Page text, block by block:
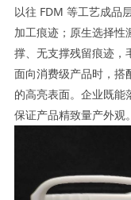
以往 FDM 等工艺成品
加工痕迹；原生选择性
撑、无支撑残留痕迹，
面向消费级产品时，搭
的高亮表面。企业既能
保证产品精致量产外观。